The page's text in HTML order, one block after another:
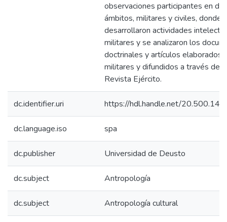
observaciones participantes en
ámbitos, militares y civiles, donde
desarrollaron actividades
militares y se analizaron los
doctrinales y artículos elaborados
militares y difundidos a través de
Revista Ejército.
dc.identifier.uri https://hdl.handle.net/
dc.language.iso spa
dc.publisher Universidad de Deusto
dc.subject Antropología
dc.subject Antropología cultural